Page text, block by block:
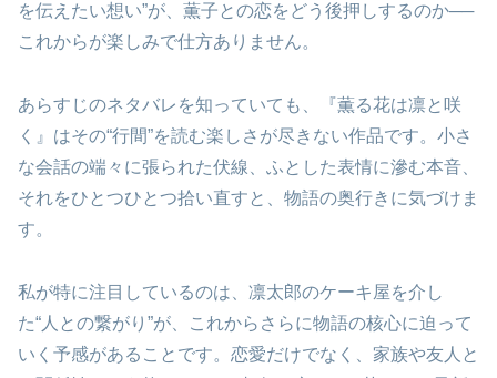
を伝えたい想い”が、薫子との恋をどう後押しするのか──
これからが楽しみで仕方ありません。
あらすじのネタバレを知っていても、『薫る花は凛と咲
く』はその“行間”を読む楽しさが尽きない作品です。小さ
な会話の端々に張られた伏線、ふとした表情に滲む本音、
それをひとつひとつ拾い直すと、物語の奥行きに気づけま
す。
私が特に注目しているのは、凛太郎のケーキ屋を介し
た“人との繋がり”が、これからさらに物語の核心に迫って
いく予感があることです。恋愛だけでなく、家族や友人と